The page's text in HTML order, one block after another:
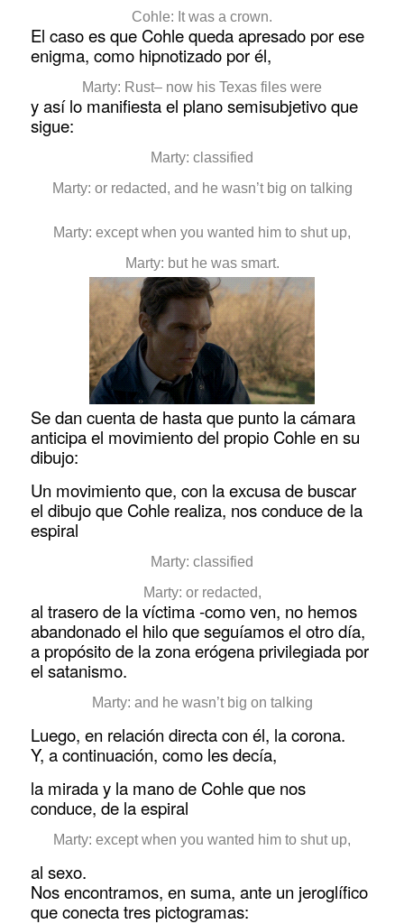
Cohle: It was a crown.
El caso es que Cohle queda apresado por ese
enigma, como hipnotizado por él,
Marty: Rust– now his Texas files were
y así lo manifiesta el plano semisubjetivo que
sigue:
Marty: classified
Marty: or redacted, and he wasn’t big on talking
Marty: except when you wanted him to shut up,
Marty: but he was smart.
Se dan cuenta de hasta que punto la cámara
anticipa el movimiento del propio Cohle en su
dibujo:
Un movimiento que, con la excusa de buscar
el dibujo que Cohle realiza, nos conduce de la
espiral
Marty: classified
Marty: or redacted,
al trasero de la víctima -como ven, no hemos
abandonado el hilo que seguíamos el otro día,
a propósito de la zona erógena privilegiada por
el satanismo.
Marty: and he wasn’t big on talking
Luego, en relación directa con él, la corona.
Y, a continuación, como les decía,
la mirada y la mano de Cohle que nos
conduce, de la espiral
Marty: except when you wanted him to shut up,
al sexo.
Nos encontramos, en suma, ante un jeroglífico
que conecta tres pictogramas: